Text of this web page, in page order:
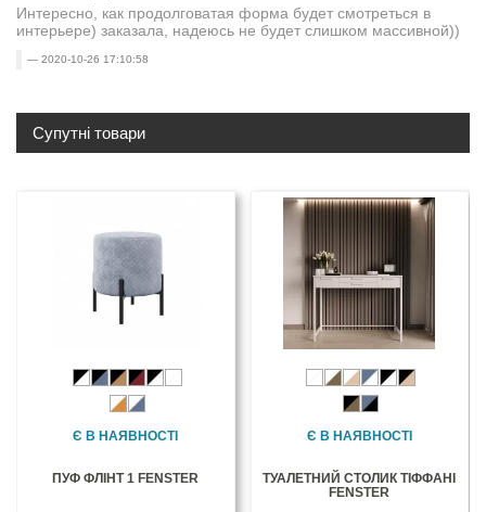
Интересно, как продолговатая форма будет смотреться в
интерьере) заказала, надеюсь не будет слишком массивной))
2020-10-26 17:10:58
Супутні товари
Є В НАЯВНОСТІ
ПУФ ФЛІНТ 1 FENSTER
Є В НАЯВНОСТІ
ТУАЛЕТНИЙ СТОЛИК ТІФФАНІ
FENSTER